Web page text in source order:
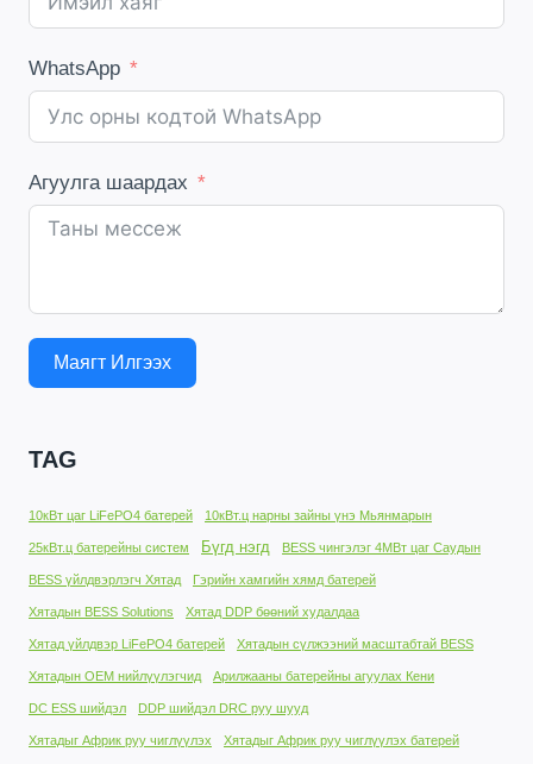
WhatsApp
Агуулга шаардах
Маягт Илгээх
TAG
10кВт цаг LiFePO4 батерей 10кВт.ц нарны зайны үнэ Мьянмарын
25кВт.ц батерейны систем Бүгд нэгд BESS чингэлэг 4МВт цаг Саудын
BESS үйлдвэрлэгч Хятад Гэрийн хамгийн хямд батерей
Хятадын BESS Solutions Хятад DDP бөөний худалдаа
Хятад үйлдвэр LiFePO4 батерей Хятадын сүлжээний масштабтай BESS
Хятадын OEM нийлүүлэгчид Арилжааны батерейны агуулах Кени
DC ESS шийдэл DDP шийдэл DRC руу шууд
Хятадыг Африк руу чиглүүлэх Хятадыг Африк руу чиглүүлэх батерей